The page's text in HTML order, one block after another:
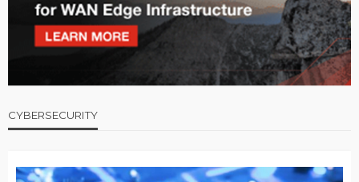
CYBERSECURITY